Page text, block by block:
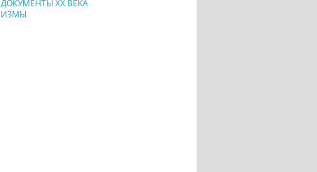
ДОКУМЕНТЫ XX ВЕКА
ИЗМЫ